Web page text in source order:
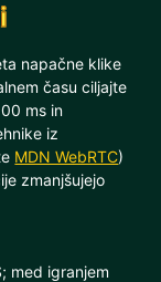
napačne klike
času ciljajte
ms in
iz
MDN WebRTC)
zmanjšujejo
med igranjem